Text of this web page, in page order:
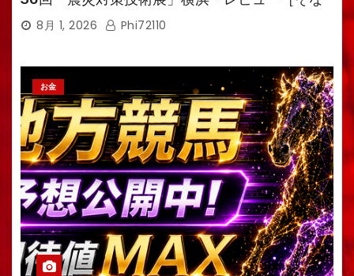
えるTV・高荷智也］
8月 1, 2026 Phi72110
お金